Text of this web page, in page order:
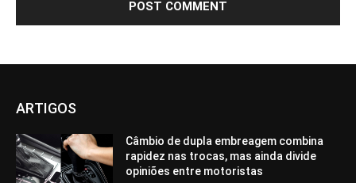
ARTIGOS
Câmbio de dupla embreagem combina
rapidez nas trocas, mas ainda divide
opiniões entre motoristas